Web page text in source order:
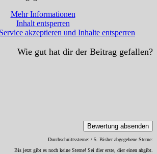
Mehr Informationen
Inhalt entsperren
akzeptieren und Inhalte entsperren
Wie gut hat dir der Beitrag gefallen?
Bewertung absenden
Durchschnittssterne: / 5. Bisher abgegebene Sterne:
Bis jetzt gibt es noch keine Sterne! Sei dier erste, dier einen abgibt.